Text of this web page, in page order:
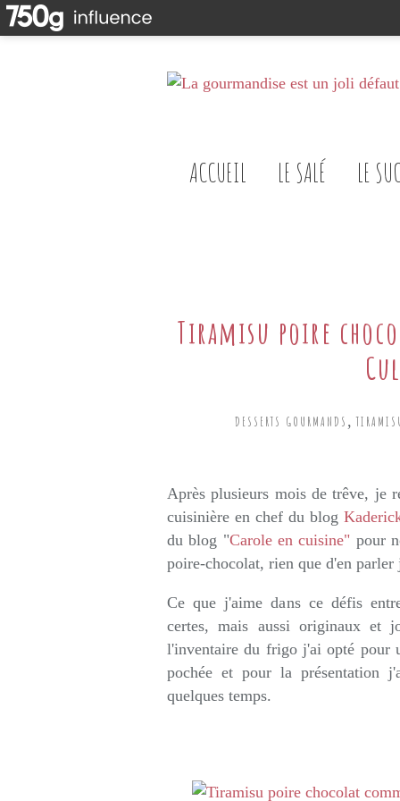
ACCUEIL LE SALÉ LE
Tiramisu poire
DESSERTS GOURMANDS ,
Après plusieurs mois de trêve, je
cuisinière en chef du blog
du blog "Carole en cuisine" pour
poire-chocolat, rien que d'en parler
Ce que j'aime dans ce défis
certes, mais aussi originaux et
l'inventaire du frigo j'ai opté pour
pochée et pour la présentation
quelques temps.